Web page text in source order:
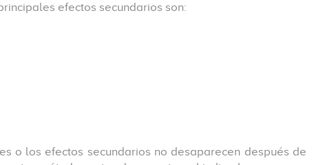
efectos secundarios son:
o los efectos secundarios no desaparecen después de